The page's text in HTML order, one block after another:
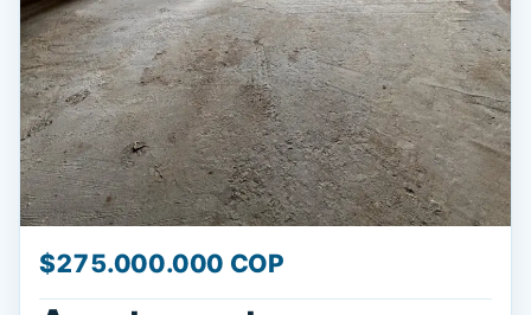
$275.000.000 COP